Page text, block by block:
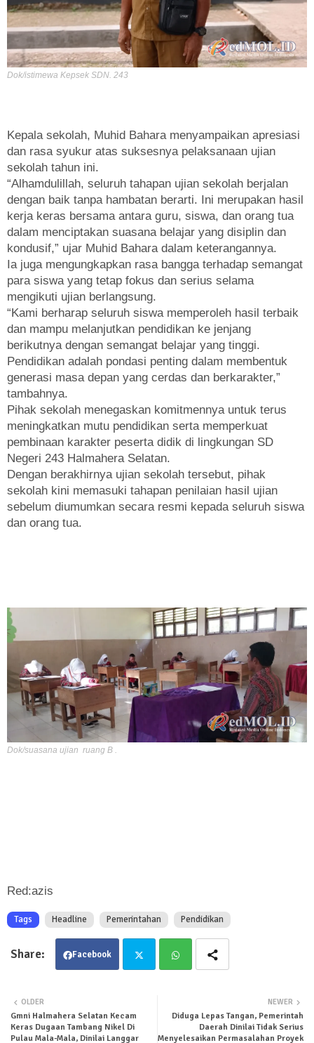
Dok/istimewa Kepsek SDN. 243
Kepala sekolah, Muhid Bahara menyampaikan apresiasi
dan rasa syukur atas suksesnya pelaksanaan ujian
sekolah tahun ini.
“Alhamdulillah, seluruh tahapan ujian sekolah berjalan
dengan baik tanpa hambatan berarti. Ini merupakan hasil
kerja keras bersama antara guru, siswa, dan orang tua
dalam menciptakan suasana belajar yang disiplin dan
kondusif,” ujar Muhid Bahara dalam keterangannya.
Ia juga mengungkapkan rasa bangga terhadap semangat
para siswa yang tetap fokus dan serius selama
mengikuti ujian berlangsung.
“Kami berharap seluruh siswa memperoleh hasil terbaik
dan mampu melanjutkan pendidikan ke jenjang
berikutnya dengan semangat belajar yang tinggi.
Pendidikan adalah pondasi penting dalam membentuk
generasi masa depan yang cerdas dan berkarakter,”
tambahnya.
Pihak sekolah menegaskan komitmennya untuk terus
meningkatkan mutu pendidikan serta memperkuat
pembinaan karakter peserta didik di lingkungan SD
Negeri 243 Halmahera Selatan.
Dengan berakhirnya ujian sekolah tersebut, pihak
sekolah kini memasuki tahapan penilaian hasil ujian
sebelum diumumkan secara resmi kepada seluruh siswa
dan orang tua.
Dok/suasana ujian ruang B .
Red:azis
Tags Headline Pemerintahan Pendidikan
Facebook
ter tsa
NEWER
Diduga Lepas Tangan, Pemerintah
Daerah Dinilai Tidak Serius
Menyelesaikan Permasalahan Proyek
OLDER
Gmni Halmahera Selatan Kecam
Keras Dugaan Tambang Nikel Di
Pulau Mala-Mala, Dinilai Langgar